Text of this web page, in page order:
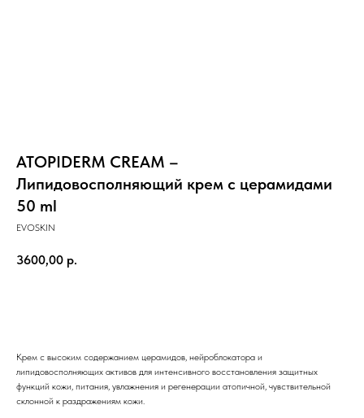
ATOPIDERM CREAM –
Липидовосполняющий крем с церамидами
50 ml
EVOSKIN
3600,00 р.
Крем с высоким содержанием церамидов, нейроблокатора и
липидовосполняющих активов для интенсивного восстановления защитных
функций кожи, питания, увлажнения и регенерации атопичной, чувствительной
склонной к раздражениям кожи.